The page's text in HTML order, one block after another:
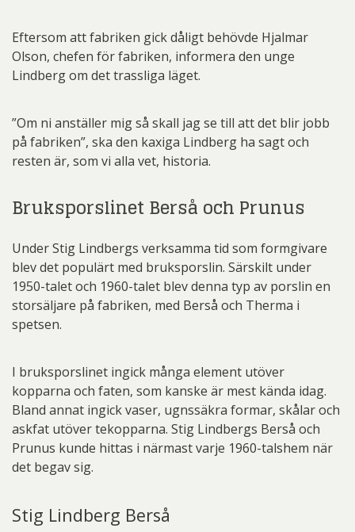
Eftersom att fabriken gick dåligt behövde Hjalmar
Olson, chefen för fabriken, informera den unge
Lindberg om det trassliga läget.
”Om ni anställer mig så skall jag se till att det blir jobb
på fabriken”, ska den kaxiga Lindberg ha sagt och
resten är, som vi alla vet, historia.
Bruksporslinet Berså och Prunus
Under Stig Lindbergs verksamma tid som formgivare
blev det populärt med bruksporslin. Särskilt under
1950-talet och 1960-talet blev denna typ av porslin en
storsäljare på fabriken, med Berså och Therma i
spetsen.
I bruksporslinet ingick många element utöver
kopparna och faten, som kanske är mest kända idag.
Bland annat ingick vaser, ugnssäkra formar, skålar och
askfat utöver tekopparna. Stig Lindbergs Berså och
Prunus kunde hittas i närmast varje 1960-talshem när
det begav sig.
Stig Lindberg Berså